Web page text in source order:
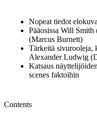
Nopeat tiedot
Pääosissa Will
(Marcus Burnett)
Tärkeitä sivurooleja,
Alexander Ludwig
Katsaus
scenes faktoihin
Contents